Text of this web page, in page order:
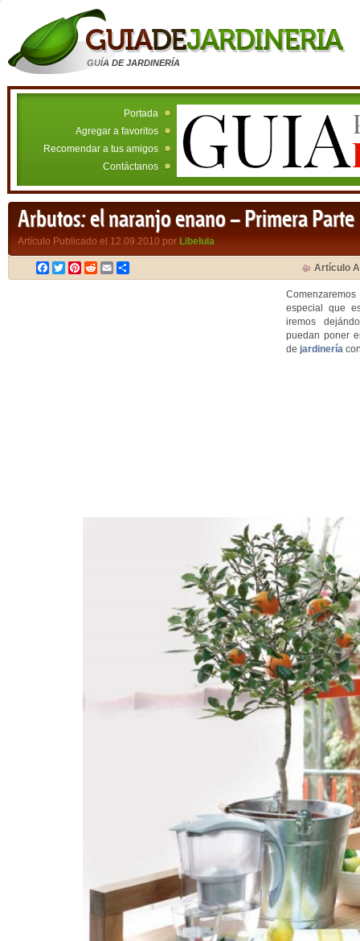
GUÍA DE JARDINERÍA
Portada
Agregar a favoritos
Recomendar a tus amigos
Contáctanos
Arbutos: el naranjo enano – Primera Parte
Artículo Publicado el 12.09.2010 por Libelula
Facebook
TwitterPinterest
RedditEmail Artículo
especial que
iremos
puedan poner
de jardinería